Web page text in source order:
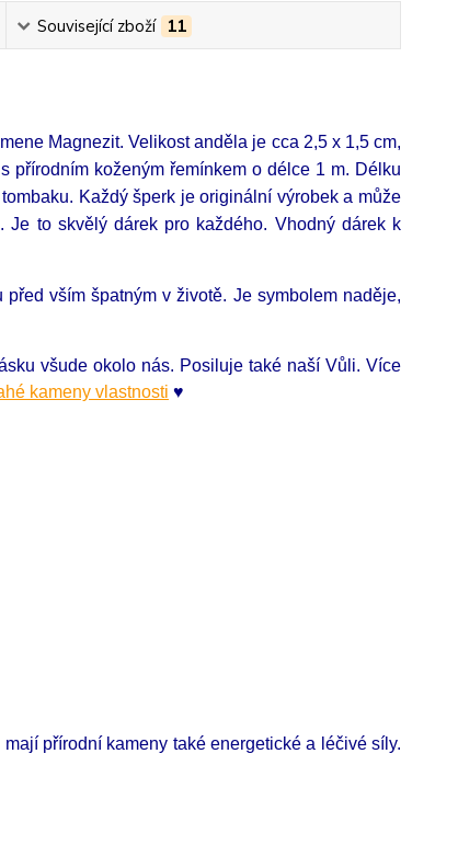
Související zboží 11
Magnezit.Velikost anděla je cca 2,5 x 1,5 cm,
přírodním koženým řemínkem o délce 1 m. Délku
Každý šperk je originální výrobek a může
to skvělý dárek pro každého. Vhodný dárek k
vším špatným v životě. Je symbolem naděje,
všude okolo nás. Posiluje také naší Vůli. Více
kameny vlastnosti ♥
přírodní kameny také energetické a léčivé síly.